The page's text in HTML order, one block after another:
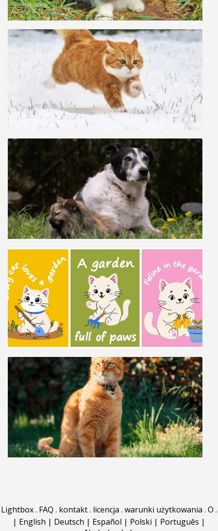
Lightbox. FAQ . kontakt. licencja . warunki użytkowania . O .
| English | Deutsch | Español | Polski | Português |